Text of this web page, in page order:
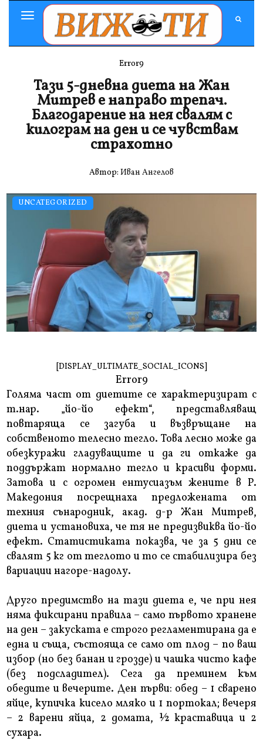
Toggle
Navigation
UNCATEGORIZED
Error9
Тази 5-дневна диета на Жан
Митрев е направо трепач.
Благодарение на нея свалям с
килограм на ден и се чувствам
страхотно
Автор: Иван Ангелов
[DISPLAY_ULTIMATE_SOCIAL_ICONS]
Error9
Голяма част от диетите се характеризират с
т.нар. „йо-йо ефект“, представляващ
повтаряща се загуба и възвръщане на
собственото телесно тегло. Това лесно може да
обезкуражи гладуващите и да ги откаже да
поддържат нормално тегло и красиви форми.
Затова и с огромен ентусиазъм жените в Р.
Македония посрещнаха предложената от
техния сънародник, aĸaд. д-p Жaн Mитpeв,
диета и установиха, че тя не предизвиква йо-йо
ефект. Статистиката показва, че за 5 дни се
свалят 5 кг от теглото и то се стабилизира без
вариации нагоре-надолу.
Друго предимство на тази диета е, че при нея
няма фиксирани правила – само първото хранене
на ден – закуската е строго регламентирана да е
една и съща, състояща се само от плод – по ваш
избор (но без банан и грозде) и чашка чисто кафе
(без подсладител). Сега да преминем към
обедите и вечерите. Ден първи: обед – 1 сварено
яйце, купичка кисело мляко и 1 портокал; вечеря
– 2 варени яйца, 2 домата, ½ краставица и 2
сухара.